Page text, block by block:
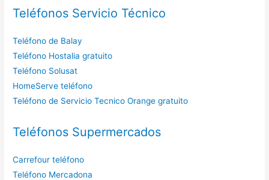
Teléfonos Servicio Técnico
Teléfono de Balay
Teléfono Hostalia gratuito
Teléfono Solusat
HomeServe teléfono
Teléfono de Servicio Tecnico Orange gratuito
Teléfonos Supermercados
Carrefour teléfono
Teléfono Mercadona